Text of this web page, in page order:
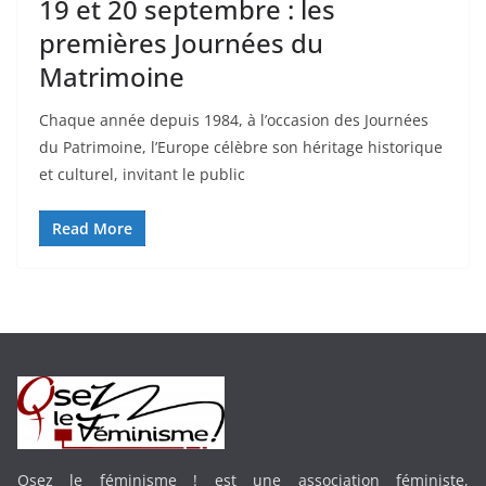
19 et 20 septembre : les
premières Journées du
Matrimoine
Chaque année depuis 1984, à l’occasion des Journées
du Patrimoine, l’Europe célèbre son héritage historique
et culturel, invitant le public
Read More
Osez le féminisme ! est une association féministe,